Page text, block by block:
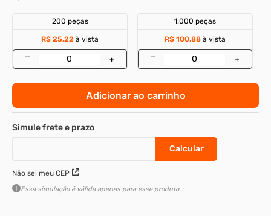
200 peças
R$ 25,22 à vista
– +
1.000 peças
R$ 100,88à vista
– +
Adicionar ao carrinho
Não sei meu CEP
Essa simulação é válida apenas para esse produto.